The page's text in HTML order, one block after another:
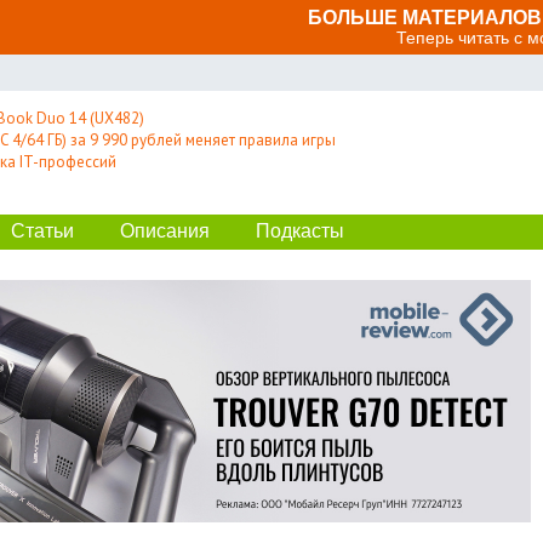
БОЛЬШЕ
Теперь читать с
Duo 14 (UX482)
4/64 ГБ) за 9 990 рублей меняет правила игры
IT-профессий
Статьи Описания Подкасты